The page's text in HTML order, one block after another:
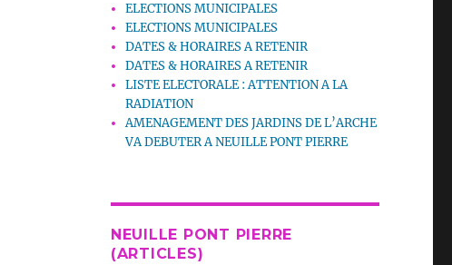
ELECTIONS MUNICIPALES
ELECTIONS MUNICIPALES
DATES & HORAIRES A RETENIR
DATES & HORAIRES A RETENIR
LISTE ELECTORALE : ATTENTION A LA
RADIATION
AMENAGEMENT DES JARDINS DE L’ARCHE
VA DEBUTER A NEUILLE PONT PIERRE
NEUILLE PONT PIERRE
(ARTICLES)